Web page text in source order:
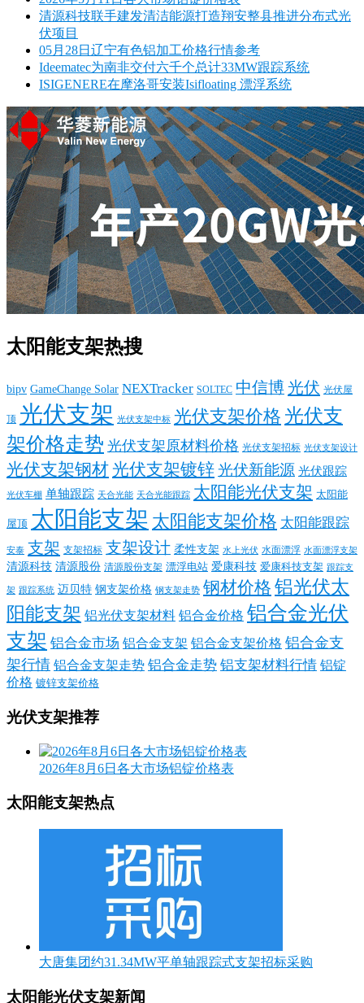
清源科技联手建发清洁能源打造翔安整县推进分布式光
伏项目
05月28日辽宁有色铝加工价格行情参考
Ideematec为南非交付六千个总计33MW跟踪系统
ISIGENERE在摩洛哥安装Isifloating 漂浮系统
太阳能支架热搜
bipv GameChange Solar NEXTracker SOLTEC 中信博光伏 光伏屋
顶 光伏支架 光伏支架中标 光伏支架价格 光伏支
架价格走势 光伏支架原材料价格 光伏支架招标 光伏支架设计
光伏支架钢材光伏支架镀锌光伏新能源 光伏跟踪
光伏车棚 单轴跟踪 天合光能 天合光能跟踪 太阳能光伏支架 太阳能
屋顶 太阳能支架 太阳能支架价格 太阳能跟踪
安泰 支架 支架招标 支架设计 柔性支架 水上光伏 水面漂浮 水面漂浮支架
清源科技 清源股份 清源股份支架 漂浮电站 爱康科技 爱康科技支架 跟踪支
架 跟踪系统 迈贝特 钢支架价格 钢支架走势 钢材价格 铝光伏太
阳能支架 铝光伏支架材料 铝合金价格 铝合金光伏
支架 铝合金市场 铝合金支架 铝合金支架价格 铝合金支
架行情 铝合金支架走势 铝合金走势 铝支架材料行情 铝锭
价格 镀锌支架价格
光伏支架推荐
2026年8月6日各大市场铝锭价格表
太阳能支架热点
大唐集团约31.34MW平单轴跟踪式支架招标采购
太阳能光伏支架新闻